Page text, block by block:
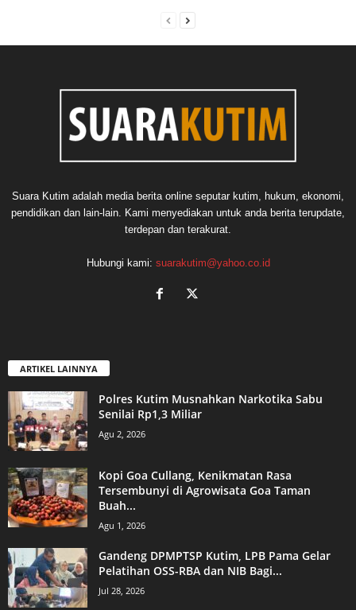
Suara Kutim adalah media berita online seputar kutim, hukum, ekonomi,
pendidikan dan lain-lain. Kami menyediakan untuk anda berita terupdate,
terdepan dan terakurat.
Hubungi kami: suarakutim@yahoo.co.id
ARTIKEL LAINNYA
Polres Kutim Musnahkan Narkotika Sabu
Senilai Rp1,3 Miliar
Agu 2, 2026
Kopi Goa Cullang, Kenikmatan Rasa
Tersembunyi di Agrowisata Goa Taman
Buah...
Agu 1, 2026
Gandeng DPMPTSP Kutim, LPB Pama Gelar
Pelatihan OSS-RBA dan NIB Bagi...
Jul 28, 2026